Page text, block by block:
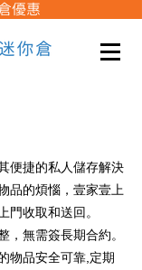
優惠
便捷的私人儲存解決
品的煩惱，壹家壹上
門收取和送回。
，無需簽長期合約。
物品安全可靠,定期